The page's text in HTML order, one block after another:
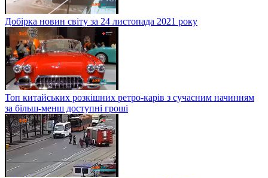
Добірка новин світу за 24 листопада 2021 року
Топ китайських розкішних ретро-карів з сучасним начинням
за більш-менш доступні гроші